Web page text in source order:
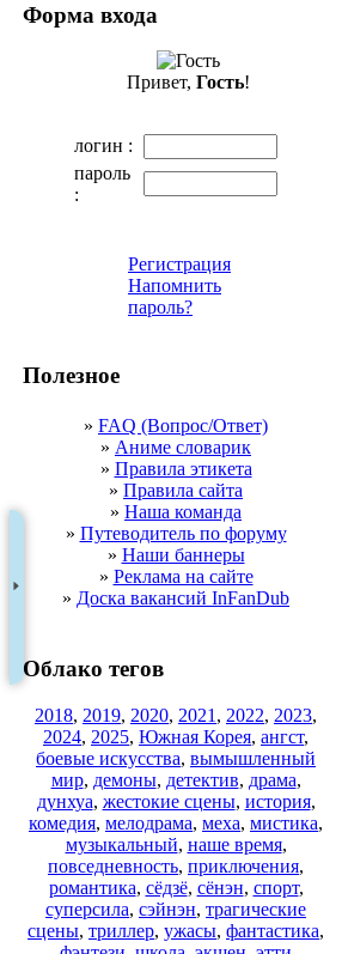
Форма входа
Привет, Гость!
логин :
пароль
:
Регистрация
Напомнить
пароль?
Полезное
» FAQ (Вопрос/Ответ)
» Аниме словарик
» Правила этикета
» Правила сайта
» Наша команда
» Путеводитель по форуму
» Наши баннеры
» Реклама на сайте
» Доска вакансий InFanDub
Облако тегов
2018, 2019, 2020, 2021 , 2022, 2023,
2024, 2025, Южная Корея, ангст,
боевые искусства, вымышленный
мир, демоны, детектив, драма,
дунхуа, жестокие сцены, история,
комедия, мелодрама, меха, мистика,
музыкальный, наше время,
повседневность, приключения,
романтика, сёдзё, сёнэн, спорт,
суперсила, сэйнэн, трагические
сцены, триллер, ужасы, фантастика,